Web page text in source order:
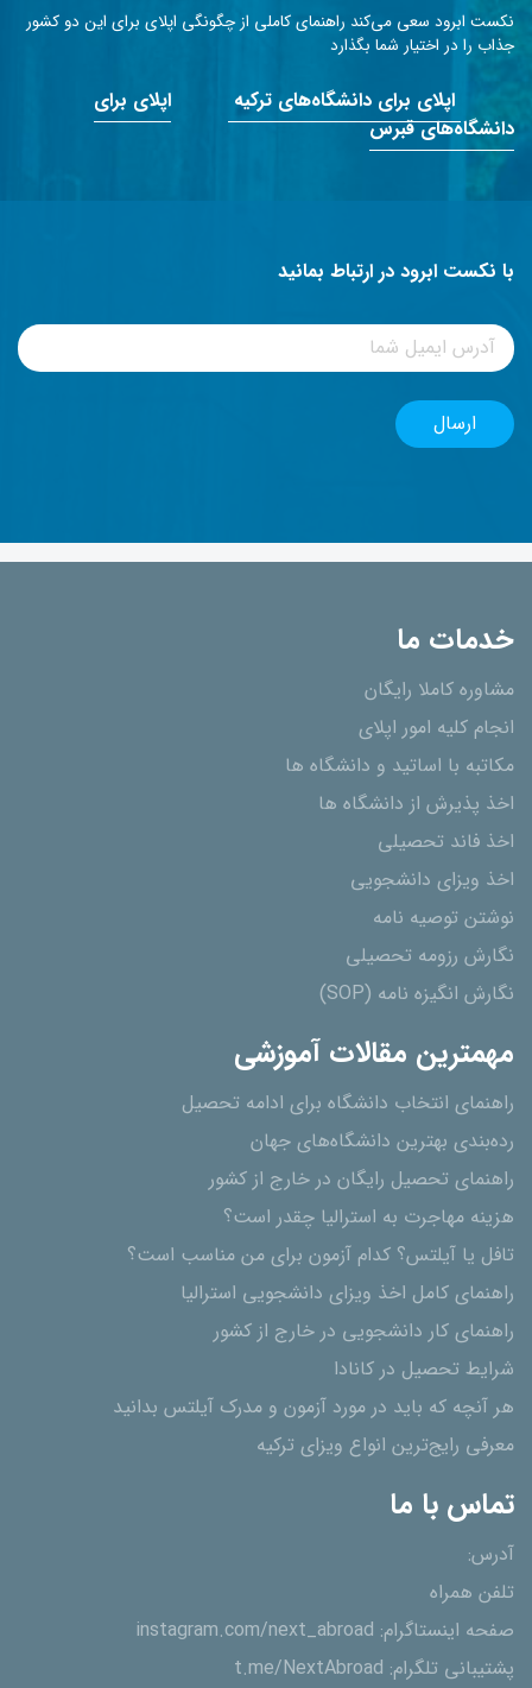
نکست ابرود سعی می‌کند راهنمای کاملی از چگونگی اپلای برای این دو کشور
جذاب را در اختیار شما بگذارد
اپلای برای دانشگاه‌های ترکیه
اپلای برای
دانشگاه‌های قبرس
با نکست ابرود در ارتباط بمانید
خدمات ما
مشاوره کاملا رایگان
انجام کلیه امور اپلای
مکاتبه با اساتید و دانشگاه ها
اخذ پذیرش از دانشگاه ھا
اخذ فاند تحصیلی
اخذ ویزای دانشجویی
نوشتن توصیه نامه
نگارش رزومه تحصیلی
نگارش انگیزه نامه (SOP)
مهمترین مقالات آموزشی
راهنمای انتخاب دانشگاه برای ادامه تحصیل
رده‌بندی بهترین دانشگاه‌های جهان
راهنمای تحصیل رایگان در خارج از کشور
هزینه مهاجرت به استرالیا چقدر است؟
تافل یا آیلتس؟ کدام آزمون برای من مناسب است؟
راهنمای کامل اخذ ویزای دانشجویی استرالیا
راهنمای کار دانشجویی در خارج از کشور
شرایط تحصیل در کانادا
هر آنچه که باید در مورد آزمون و مدرک آیلتس بدانید
معرفی رایج‌ترین انواع ویزای ترکیه
تماس با ما
آدرس:
تلفن همراه
صفحه اینستاگرام: instagram.com/next_abroad
پشتیبانی تلگرام: t.me/NextAbroad